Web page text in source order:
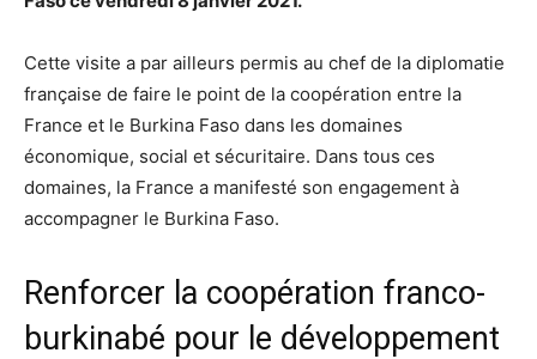
Cette visite a par ailleurs permis au chef de la diplomatie
française de faire le point de la coopération entre la
France et le Burkina Faso dans les domaines
économique, social et sécuritaire. Dans tous ces
domaines, la France a manifesté son engagement à
accompagner le Burkina Faso.
Renforcer la coopération franco-
burkinabé pour le développement